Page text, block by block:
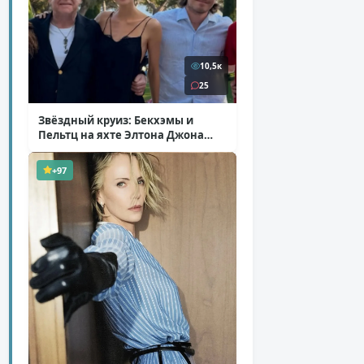
10,5к
25
Звёздный круиз: Бекхэмы и
Пельтц на яхте Элтона Джона
( 12 фото )
+97